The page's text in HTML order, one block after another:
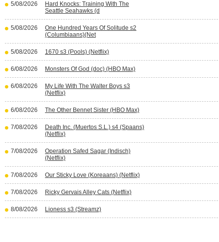
5/08/2026
Hard Knocks: Training With The
Seattle Seahawks (d
5/08/2026
One Hundred Years Of Solitude s2
(Columbiaans)(Net
5/08/2026 1670 s3 (Pools) (Netflix)
6/08/2026 Monsters Of God (doc) (HBO Max)
6/08/2026
My Life With The Walter Boys s3
(Netflix)
6/08/2026 The Other Bennet Sister (HBO Max)
7/08/2026
Death Inc. (Muertos S.L.) s4 (Spaans)
(Netflix)
7/08/2026
Operation Safed Sagar (Indisch)
(Netflix)
7/08/2026 Our Sticky Love (Koreaans) (Netflix)
7/08/2026 Ricky Gervais Alley Cats (Netflix)
8/08/2026 Lioness s3 (Streamz)